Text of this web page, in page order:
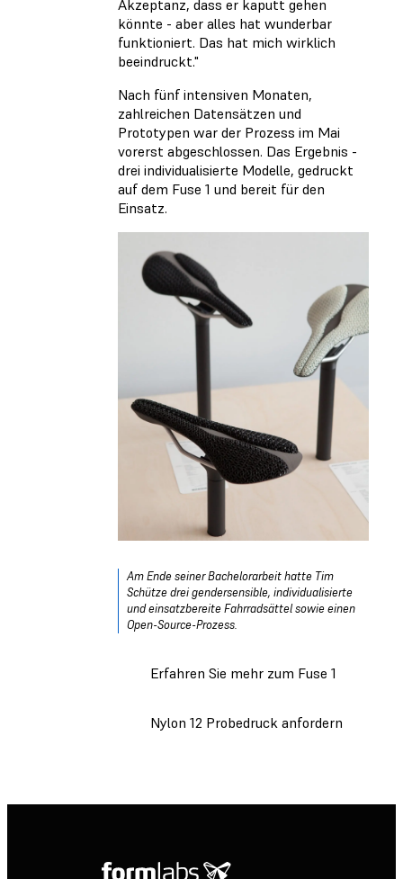
Akzeptanz, dass er kaputt gehen
könnte - aber alles hat wunderbar
funktioniert. Das hat mich wirklich
beeindruckt."
Nach fünf intensiven Monaten,
zahlreichen Datensätzen und
Prototypen war der Prozess im Mai
vorerst abgeschlossen. Das Ergebnis -
drei individualisierte Modelle, gedruckt
auf dem Fuse 1 und bereit für den
Einsatz.
Am Ende seiner Bachelorarbeit hatte Tim
Schütze drei gendersensible, individualisierte
und einsatzbereite Fahrradsättel sowie einen
Open-Source-Prozess.
Erfahren Sie mehr zum Fuse 1
Nylon 12 Probedruck anfordern